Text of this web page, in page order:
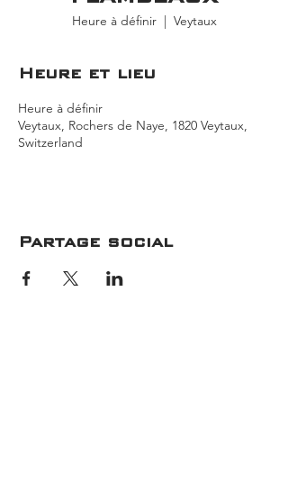
Heure à définir
  |
Veytaux
Heure et lieu
Heure à définir
Veytaux, Rochers de Naye, 1820 Veytaux,
Switzerland
Partage social